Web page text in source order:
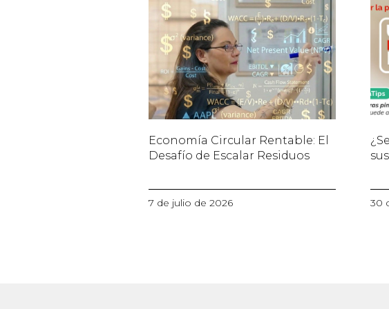
Economía Circular Rentable: El
Desafío de Escalar Residuos
7 de julio de 2026 30